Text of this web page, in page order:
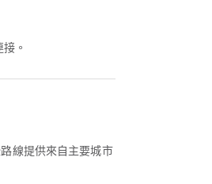
。
線提供來自主要城市